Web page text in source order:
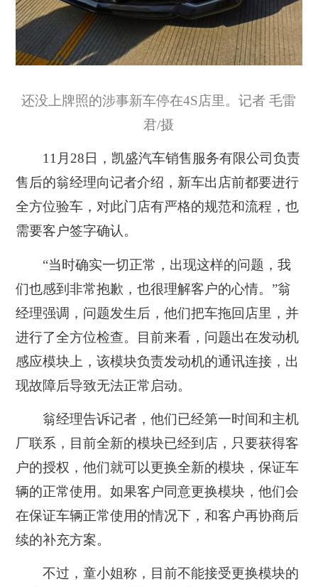
还没上牌照的涉事新车停在4S店里。记者 毛雷
君/摄
11月28日，凯盛汽车销售服务有限公司负责
售后的翁经理向记者介绍，新车出店前都要进行
全方位验车，对此门店有严格的规范和流程，也
需要客户签字确认。
“当时确实一切正常，出现这样的问题，我
们也感到非常抱歉，也很理解客户的心情。”翁
经理强调，问题发生后，他们把车拖回店里，并
进行了全方位检查。目前来看，问题出在发动机
感应模块上，该模块负责发动机的通讯连接，出
现故障后导致无法正常启动。
翁经理告诉记者，他们已经第一时间和主机
厂联系，目前全新的模块已经到店，只要获得客
户的授权，他们就可以更换全新的模块，保证车
辆的正常使用。如果客户同意更换模块，他们会
在保证车辆正常使用的情况下，和客户再协商后
续的补充方案。
不过，童小姐称，目前不能接受更换模块的